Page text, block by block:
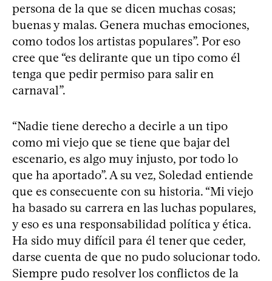
persona de la que se dicen muchas cosas;
buenas y malas. Genera muchas emociones,
como todos los artistas populares”. Por eso
cree que “es delirante que un tipo como él
tenga que pedir permiso para salir en
carnaval”.
“Nadie tiene derecho a decirle a un tipo
como mi viejo que se tiene que bajar del
escenario, es algo muy injusto, por todo lo
que ha aportado”. A su vez, Soledad entiende
que es consecuente con su historia. “Mi viejo
ha basado su carrera en las luchas populares,
y eso es una responsabilidad política y ética.
Ha sido muy difícil para él tener que ceder,
darse cuenta de que no pudo solucionar todo.
Siempre pudo resolver los conflictos de la